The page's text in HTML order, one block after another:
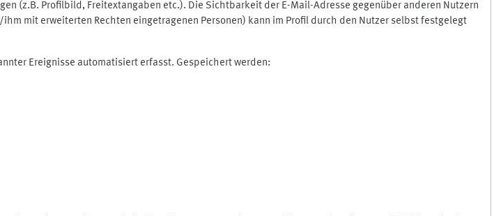
(z.B. Profilbild, Freitextangaben etc.). Die Sichtbarkeit der E-Mail-Adresse gegenüber anderen Nutzern
mit erweiterten Rechten eingetragenen Personen) kann im Profil durch den Nutzer selbst festgelegt
Ereignisse automatisiert erfasst. Gespeichert werden: